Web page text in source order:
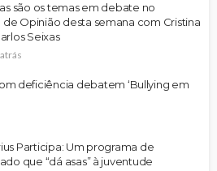
são os temas em debate no
de Opinião desta semana com Cristina
Seixas
deficiência debatem ‘Bullying em
Participa: Um programa de
que “dá asas” à juventude